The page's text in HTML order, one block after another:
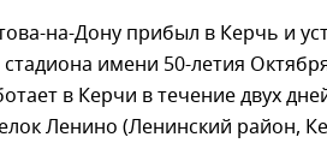
на-Дону прибыл в Керчь и
стадиона имени 50-летия
в Керчи в течение двух
Ленино (Ленинский район,